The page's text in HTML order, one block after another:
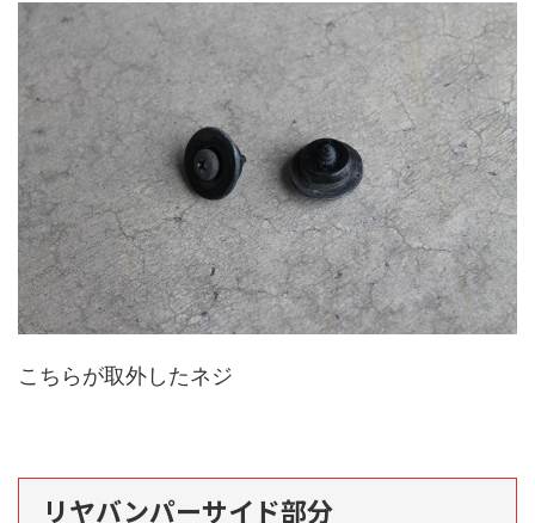
こちらが取外したネジ
リヤバンパーサイド部分